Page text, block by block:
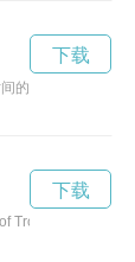
的工具，帮助人们
下载
Troll Store2,
下载